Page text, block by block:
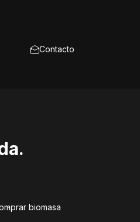
Contacto
biomasa